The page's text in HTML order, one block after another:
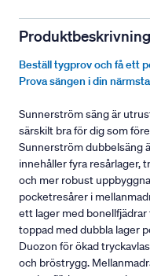
Produktbeskrivning
Beställ tygprov och få ett
Prova sängen i din
Sunnerström säng är
särskilt bra för dig som
Sunnerström dubbelsäng
innehåller fyra resårlager,
och mer robust
pocketresårer i
ett lager med
toppad med dubbla lager
Duozon för ökad
och bröstrygg.